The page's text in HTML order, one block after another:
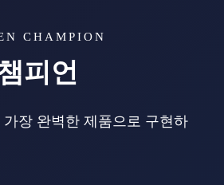
CHAMPION
피언
장 완벽한 제품으로 구현하